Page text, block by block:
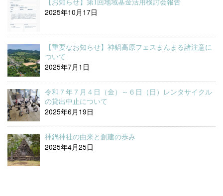
【お知らせ】第1回地域基金活用検討会報告
2025年10月17日
【重要なお知らせ】神鍋高原フェスまんまる諸注意に
ついて
2025年7月1日
令和７年７月４日（金）～６日（日）レンタサイクル
の貸出中止について
2025年6月19日
神鍋神社の由来と創建の歩み
2025年4月25日